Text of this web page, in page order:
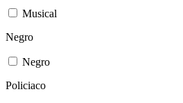
Musical
Negro
Negro
Policiaco